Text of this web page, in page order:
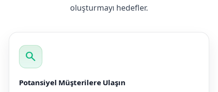
oluşturmayı hedefler.
search
Potansiyel Müşterilere Ulaşın